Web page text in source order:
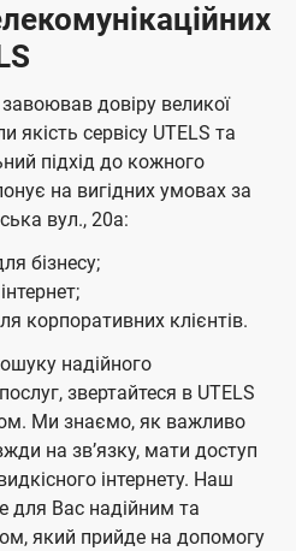
довіру великої
якість сервісу UTELS та
підхід до кожного
на вигідних умовах за
вул., 20а:
бізнесу;
корпоративних клієнтів.
надійного
звертайтеся в UTELS
Ми знаємо, як важливо
на звʼязку, мати доступ
інтернету. Наш
для Вас надійним та
який прийде на допомогу